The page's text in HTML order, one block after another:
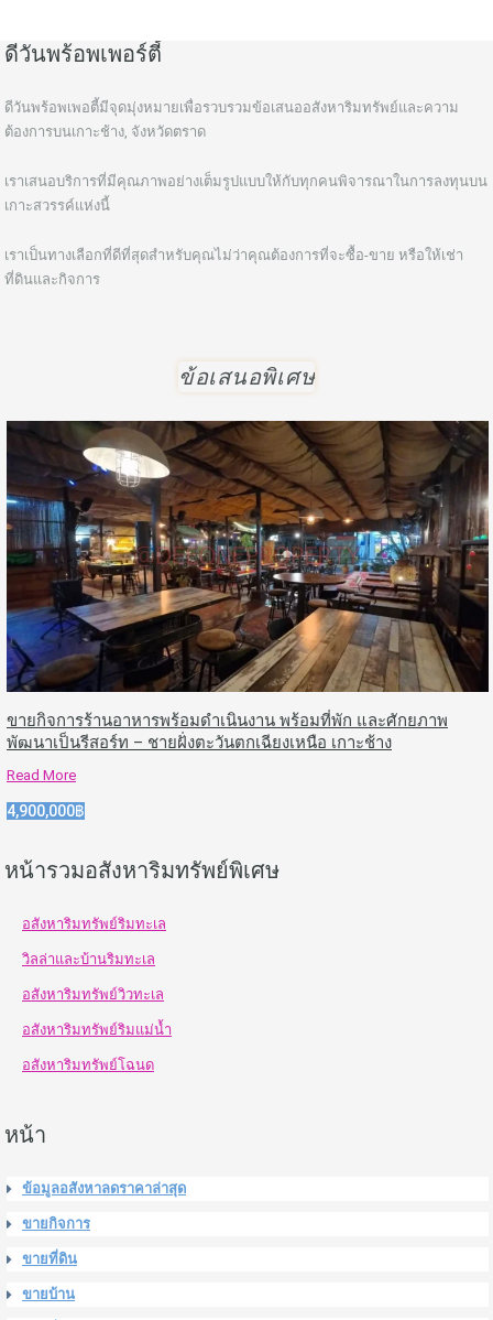
ดีวันพร้อพเพอร์ตี้
ดีวันพร้อพเพอตี้มีจุดมุ่งหมายเพื่อรวบรวมข้อเสนออสังหาริมทรัพย์และความ
ต้องการบนเกาะช้าง, จังหวัดตราด
เราเสนอบริการที่มีคุณภาพอย่างเต็มรูปแบบให้กับทุกคนพิจารณาในการลงทุนบน
เกาะสวรรค์แห่งนี้
เราเป็นทางเลือกที่ดีที่สุดสำหรับคุณไม่ว่าคุณต้องการที่จะซื้อ-ขาย หรือให้เช่า
ที่ดินและกิจการ
ข้อเสนอพิเศษ
ขายกิจการร้านอาหารพร้อมดำเนินงาน พร้อมที่พัก และศักยภาพ
พัฒนาเป็นรีสอร์ท – ชายฝั่งตะวันตกเฉียงเหนือ เกาะช้าง
Read More
4,900,000฿
หน้ารวมอสังหาริมทรัพย์พิเศษ
อสังหาริมทรัพย์ริมทะเล
วิลล่าและบ้านริมทะเล
อสังหาริมทรัพย์วิวทะเล
อสังหาริมทรัพย์ริมแม่น้ำ
อสังหาริมทรัพย์โฉนด
หน้า
ข้อมูลอสังหาลดราคาล่าสุด
ขายกิจการ
ขายที่ดิน
ขายบ้าน